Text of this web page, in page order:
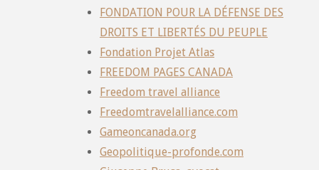
FONDATION POUR LA DÉFENSE DES
DROITS ET LIBERTÉS DU PEUPLE
Fondation Projet Atlas
FREEDOM PAGES CANADA
Freedom travel alliance
Freedomtravelalliance.com
Gameoncanada.org
Geopolitique-profonde.com